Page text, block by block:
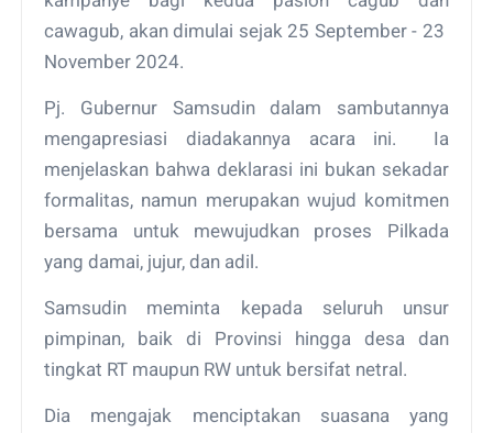
cawagub, akan dimulai sejak 25 September - 23
November 2024.
Pj. Gubernur Samsudin dalam sambutannya
mengapresiasi diadakannya acara ini. Ia
menjelaskan bahwa deklarasi ini bukan sekadar
formalitas, namun merupakan wujud komitmen
bersama untuk mewujudkan proses Pilkada
yang damai, jujur, dan adil.
Samsudin meminta kepada seluruh unsur
pimpinan, baik di Provinsi hingga desa dan
tingkat RT maupun RW untuk bersifat netral.
Dia mengajak menciptakan suasana yang